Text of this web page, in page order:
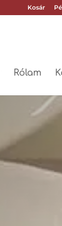
Kosár
Rólam